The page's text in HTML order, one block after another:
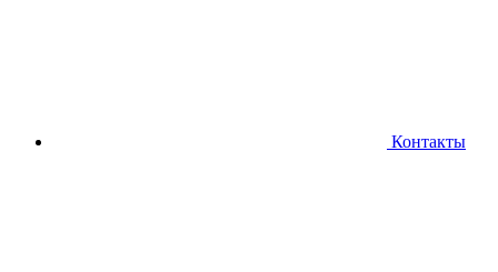
Контакты